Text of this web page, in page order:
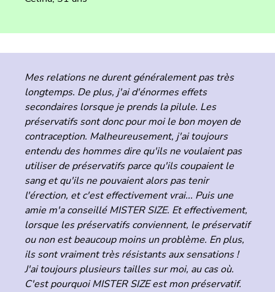
Mes relations ne durent généralement pas très
longtemps. De plus, j'ai d'énormes effets
secondaires lorsque je prends la pilule. Les
préservatifs sont donc pour moi le bon moyen de
contraception. Malheureusement, j'ai toujours
entendu des hommes dire qu'ils ne voulaient pas
utiliser de préservatifs parce qu'ils coupaient le
sang et qu'ils ne pouvaient alors pas tenir
l'érection, et c'est effectivement vrai... Puis une
amie m'a conseillé MISTER SIZE. Et effectivement,
lorsque les préservatifs conviennent, le préservatif
ou non est beaucoup moins un problème. En plus,
ils sont vraiment très résistants aux sensations !
J'ai toujours plusieurs tailles sur moi, au cas où.
C'est pourquoi MISTER SIZE est mon préservatif.